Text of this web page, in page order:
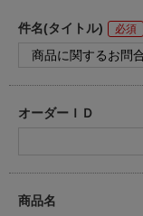
件名(タイトル)
オーダーＩＤ
商品名